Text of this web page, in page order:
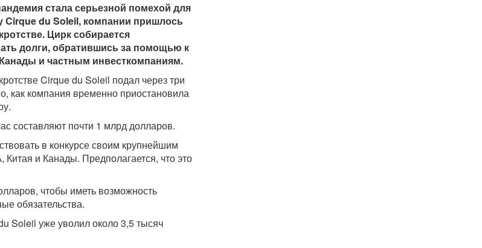
стала серьезной помехой для
Cirque du Soleil, компании пришлось
Цирк собирается
долги, обратившись за помощью к
и частным инвесткомпаниям.
Cirque du Soleil подал через три
как компания временно приостановила
составляют почти 1 млрд долларов.
в конкурсе своим крупнейшим
и Канады. Предполагается, что это
чтобы иметь возможность
обязательства.
Soleil уже уволил около 3,5 тысяч